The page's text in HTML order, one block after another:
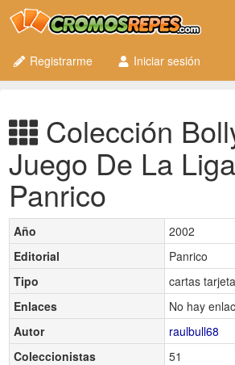
Registrarme
Iniciar sesión
Colección
Juego De La
Panrico
Año
2002
Editorial
Panrico
Tipo
cartas
Enlaces
No hay
Autor
raulbull68
Coleccionistas
51